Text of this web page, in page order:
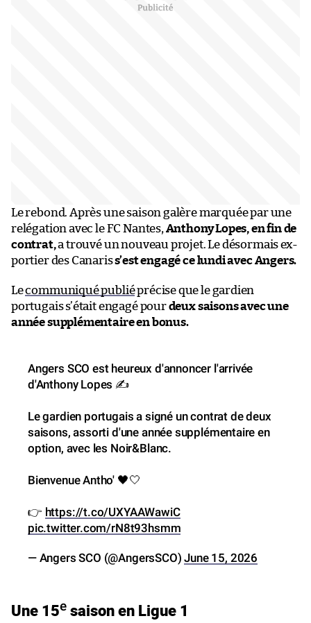
Le rebond. Après une saison galère marquée par une
relégation avec le FC Nantes, Anthony Lopes, en fin de
contrat,a trouvé un nouveau projet. Le désormais ex-
portier des Canariss’est engagé ce lundi avec Angers.
Lecommuniqué publiéprécise que le gardien
portugais s’était engagé pourdeux saisons avec une
année supplémentaire en bonus.
Angers SCO est heureux d'annoncer l'arrivée
d'Anthony Lopes ✍️
Le gardien portugais a signé un contrat de deux
saisons, assorti d'une année supplémentaire en
option, avec les Noir&Blanc.
Bienvenue Antho' 🖤🤍
👉 https://t.co/UXYAAWawiC
pic.twitter.com/rN8t93hsmm
— Angers SCO (@AngersSCO)June 15, 2026
Une 15e saison en Ligue 1